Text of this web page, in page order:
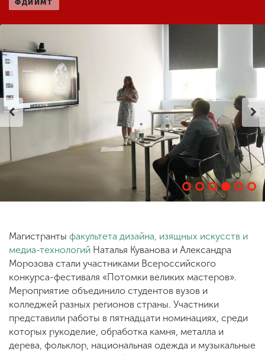
Сведения об
организации
ENG SPN CHI
Приемная
ФДИИМТ
Магистранты факультета дизайна, изящных искусств и
медиа-технологий Наталья Куванова и Александра
Морозова стали участниками Всероссийского
конкурса-фестиваля «Потомки великих мастеров».
Мероприятие объединило студентов вузов и
колледжей разных регионов страны. Участники
представили работы в пятнадцати номинациях, среди
которых рукоделие, обработка камня, металла и
дерева, фольклор, национальная одежда и музыкальные